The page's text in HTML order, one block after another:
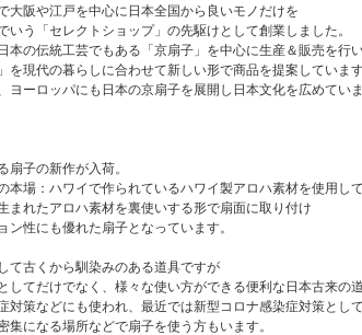
大阪や江戸を中心に日本全国から良いモノだけを
いう「セレクトショップ」の先駆けとして創業しました。
本の伝統工芸でもある「京扇子」を中心に生産＆販売を行
を現代の暮らしに合わせて新しい形で商品を提案していま
ヨーロッパにも日本の京扇子を展開し日本文化を広めてい
扇子の新作が入荷。
本場：ハワイで作られているハワイ製アロハ素材を使用し
まれたアロハ素材を裏使いする形で扇面に取り付け
ン性にも優れた扇子となっています。
て古くから馴染みのある道具ですが
してだけでなく、様々な使い方ができる便利な日本古来の
対策などにも使われ、最近では新型コロナ感染症対策とし
集になる場所などで扇子を使う方もいます。